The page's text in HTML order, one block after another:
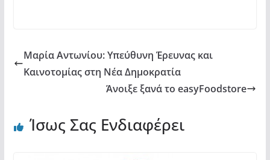
Μαρία Αντωνίου: Υπεύθυνη Έρευνας και
Καινοτομίας στη Νέα Δημοκρατία
Άνοιξε ξανά το easyFoodstore
Ίσως Σας Ενδιαφέρει